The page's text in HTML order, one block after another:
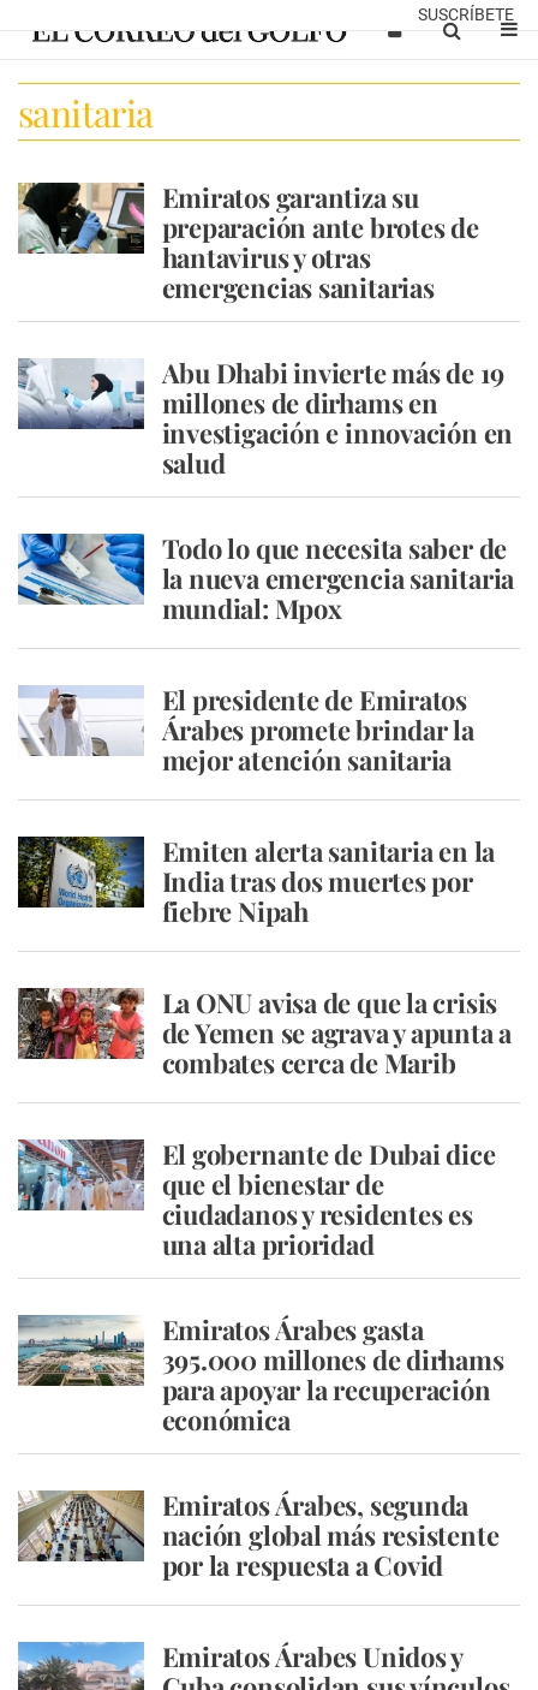
SUSCRÍBETE
sanitaria
Emiratos garantiza su
preparación ante brotes de
hantavirus y otras
emergencias sanitarias
Abu Dhabi invierte más de 19
millones de dirhams en
investigación e innovación en
salud
Todo lo que necesita saber de
la nueva emergencia sanitaria
mundial: Mpox
El presidente de Emiratos
Árabes promete brindar la
mejor atención sanitaria
Emiten alerta sanitaria en la
India tras dos muertes por
fiebre Nipah
La ONU avisa de que la crisis
de Yemen se agrava y apunta a
combates cerca de Marib
El gobernante de Dubai dice
que el bienestar de
ciudadanos y residentes es
una alta prioridad
Emiratos Árabes gasta
395.000 millones de dirhams
para apoyar la recuperación
económica
Emiratos Árabes, segunda
nación global más resistente
por la respuesta a Covid
Emiratos Árabes Unidos y